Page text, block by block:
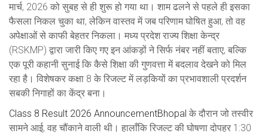
मार्च, 2026 को सुबह से ही शुरू हो गया था। शाम ढलने से पहले ही इसका
फैसला निकल चुका था, लेकिन वास्तव में जब परिणाम घोषित हुआ, तो वह
अपेक्षाओं से काफी बेहतर निकला। मध्य प्रदेश राज्य शिक्षा केन्द्र
(RSKMP) द्वारा जारी किए गए इन आंकड़ों ने सिर्फ नंबर नहीं बताए, बल्कि
एक पूरी कहानी सुनाई कि कैसे शिक्षा की गुणवत्ता में बदलाव देखने को मिल
रहा है। विशेषकर कक्षा 8 के रिजल्ट में लड़कियों का प्रभावशाली प्रदर्शन
सबकी निगाहों का केंद्र बना।
Class 8 Result 2026 AnnouncementBhopal के दौरान जो तस्वीर
सामने आई, वह चौंकाने वाली थी। हालाँकि रिजल्ट की घोषणा दोपहर 1:30